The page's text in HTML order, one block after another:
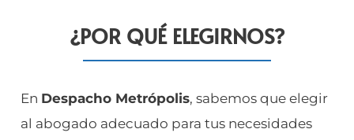
¿POR QUÉ ELEGIRNOS?
En Despacho Metrópolis, sabemos que elegir
al abogado adecuado para tus necesidades